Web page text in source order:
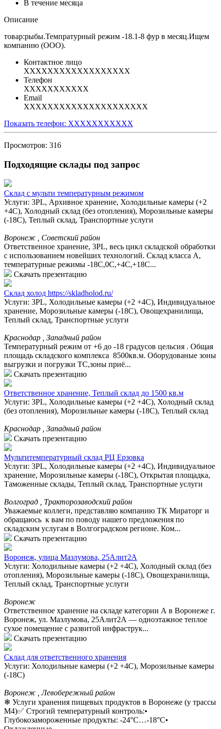
В течение месяца
Описание
товар:рыбы.Темпратурный режим -18.1-8 фур в месяц.Ищем
компанию (ООО).
Контактное лицо
XXXXXXXXXXXXXXXXXX
Телефон
XXXXXXXXXXX
Email
XXXXXXXXXXXXXXXXXXXXX
Показать телефон: XXXXXXXXXXX
Просмотров: 316
Подходящие склады под запрос
Склад с мульти температурным режимом
Услуги: 3PL, Архивное хранение, Холодильные камеры (+2
+4С), Холодный склад (без отопления), Морозильные камеры
(-18С), Теплый склад, Транспортные услуги
Воронеж , Советский район
Ответственное хранение, 3PL, весь цикл складской обработки
с использованием новейших технологий. Склад класса А,
температурные режимы -18С,0С,+4С,+18С...
Скачать презентацию
Склад холод https://skladholod.ru/
Услуги: 3PL, Холодильные камеры (+2 +4С), Индивидуальное
хранение, Морозильные камеры (-18С), Овощехранилища,
Теплый склад, Транспортные услуги
Краснодар , Западный район
Температурный режим от +6 до -18 градусов цельсия . Общая
площадь складского комплекса 8500кв.м. Оборудованые зоны
выгрузки и погрузки ТС,зоны приё...
Скачать презентацию
Ответственное хранение, Теплый склад до 1500 кв.м
Услуги: 3PL, Холодильные камеры (+2 +4С), Холодный склад
(без отопления), Морозильные камеры (-18С), Теплый склад
Краснодар , Западный район
Скачать презентацию
Мультитемпературный склад РЦ Ерзовка
Услуги: 3PL, Холодильные камеры (+2 +4С), Индивидуальное
хранение, Морозильные камеры (-18С), Открытая площадка,
Таможенные склады, Теплый склад, Транспортные услуги
Волгоград , Тракторозаводский район
Уважаемые коллеги, представляю компанию ТК Мираторг и
обращаюсь к вам по поводу нашего предложения по
складским услугам в Волгоградском регионе. Ком...
Скачать презентацию
Воронеж, улица Мазлумова, 25Алит2А
Услуги: Холодильные камеры (+2 +4С), Холодный склад (без
отопления), Морозильные камеры (-18С), Овощехранилища,
Теплый склад, Транспортные услуги
Воронеж
Ответственное хранение на складе категории А в Воронеже г.
Воронеж, ул. Мазлумова, 25Алит2А — одноэтажное теплое
сухое помещение с развитой инфраструк...
Скачать презентацию
Склад для ответственного хранения
Услуги: Холодильные камеры (+2 +4С), Морозильные камеры
(-18С)
Воронеж , Левобережный район
❄ Услуги хранения пищевых продуктов в Воронеже (у трассы
М4)✅ Строгий температурный контроль:•
Глубокозамороженные продукты: -24°C…-18°C•